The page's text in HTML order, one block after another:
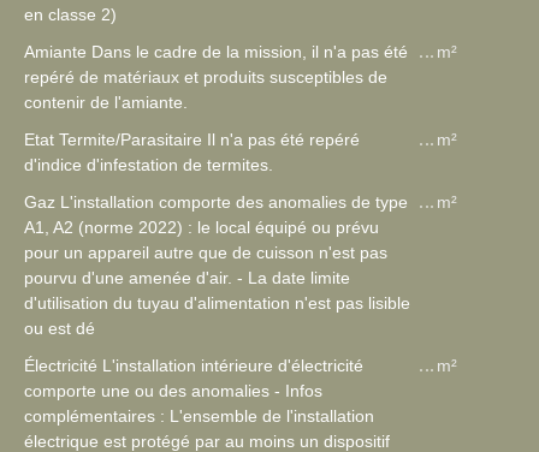
en classe 2)
Amiante Dans le cadre de la mission, il n'a pas été
repéré de matériaux et produits susceptibles de
contenir de l'amiante.
m²
Etat Termite/Parasitaire Il n'a pas été repéré
d'indice d'infestation de termites.
m²
Gaz L'installation comporte des anomalies de type
A1, A2 (norme 2022) : le local équipé ou prévu
pour un appareil autre que de cuisson n'est pas
pourvu d'une amenée d'air. - La date limite
d'utilisation du tuyau d'alimentation n'est pas lisible
ou est dé
m²
Électricité L'installation intérieure d'électricité
comporte une ou des anomalies - Infos
complémentaires : L'ensemble de l'installation
électrique est protégé par au moins un dispositif
m²